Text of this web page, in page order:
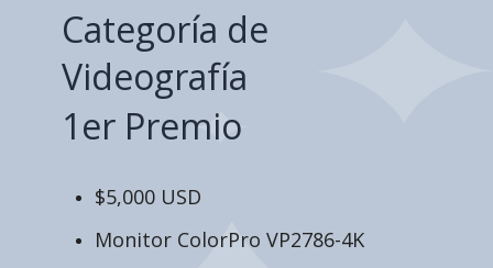
Categoría de
Videografía
1er Premio
$5,000 USD
Monitor ColorPro VP2786-4K